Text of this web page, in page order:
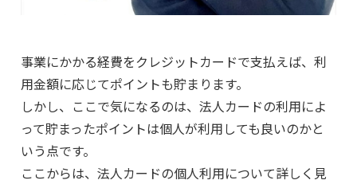
事業にかかる経費をクレジットカードで支払えば、利
用金額に応じてポイントも貯まります。
しかし、ここで気になるのは、法人カードの利用によ
って貯まったポイントは個人が利用しても良いのかと
いう点です。
ここからは、法人カードの個人利用について詳しく見